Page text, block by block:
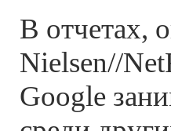
В отчетах,
Nielsen//
Google